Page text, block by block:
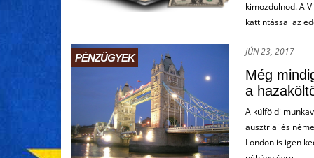
kimozdulnod. A
kattintással az
PÉNZÜGYEK
JÚN 23, 2017
Még
a
A külföldi
ausztriai és
London is igen